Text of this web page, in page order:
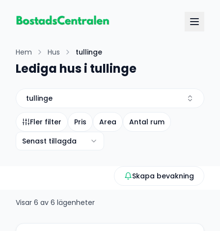
Hem Hus tullinge
Lediga hus i tullinge
tullinge
Fler filter Pris Area
Antal rum
Senast tillagda
Skapa bevakning
Visar 6 av 6 lägenheter